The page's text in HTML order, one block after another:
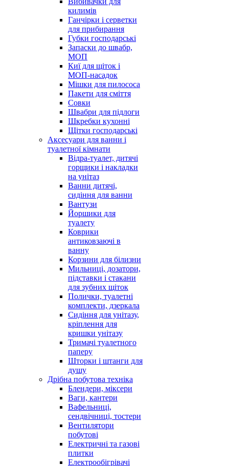
килимів
Ганчірки і серветки
для прибирання
Губки господарські
Запаски до швабр,
МОП
Киї для щіток і
МОП-насадок
Мішки для пилососа
Пакети для сміття
Совки
Швабри для підлоги
Шкребки кухонні
Щітки господарські
Аксесуари для ванни і
туалетної кімнати
Відра-туалет, дитячі
горщики і накладки
на унітаз
Ванни дитячі,
сидіння для ванни
Вантузи
Йоршики для
туалету
Коврики
антиковзаючі в
ванну
Корзини для білизни
Мильниці, дозатори,
підставки і стакани
для зубних щіток
Полички, туалетні
комплекти, дзеркала
Сидіння для унітазу,
кріплення для
кришки унітазу
Тримачі туалетного
паперу
Шторки і штанги для
душу
Дрібна побутова техніка
Блендери, міксери
Ваги, кантери
Вафельниці,
сендвічниці, тостери
Вентилятори
побутові
Електричні та газові
плитки
Електрообігрівачі